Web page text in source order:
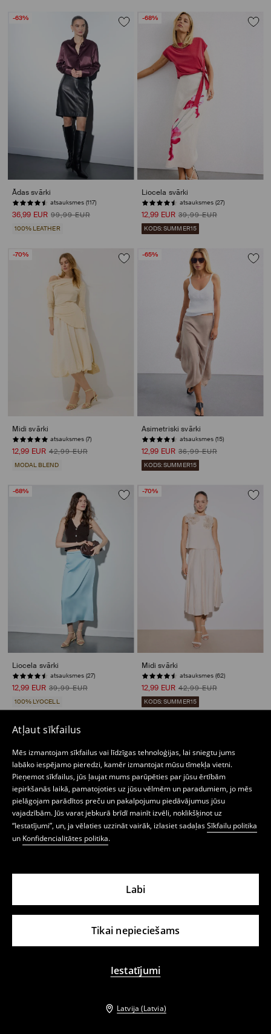
Atļaut sīkfailus
Mēs izmantojam sīkfailus vai līdzīgas tehnoloģijas, lai sniegtu jums
labāko iespējamo pieredzi, kamēr izmantojat mūsu tīmekļa vietni.
Pieņemot sīkfailus, jūs ļaujat mums parūpēties par jūsu ērtībām
iepirkšanās laikā, pamatojoties uz jūsu vēlmēm un paradumiem, jo mēs
pielāgojam parādītos preču un pakalpojumu piedāvājumus jūsu
vajadzībām. Jūs varat jebkurā brīdī mainīt izvēli, noklikšķinot uz
“Iestatījumi”, un, ja vēlaties uzzināt vairāk, izlasiet sadaļasSīkfailu politika
un Konfidencialitātes politika.
Tikai nepieciešams
Iestatījumi
Labi
Latvija (Latvia)
-63%
Ādas svārki
atsauksmes (117)
36,99 EUR 99,99 EUR
100% LEATHER
-68%
Liocela svārki
atsauksmes (27)
12,99 EUR 39,99 EUR
KODS: SUMMER15
-70%
Midi svārki
atsauksmes (7)
12,99 EUR 42,99 EUR
MODAL BLEND
-65%
Asimetriski svārki
atsauksmes (15)
12,99 EUR 36,99 EUR
KODS: SUMMER15
-68%
Liocela svārki
atsauksmes (27)
12,99 EUR 39,99 EUR
100% LYOCELL
-70%
Midi svārki
atsauksmes (62)
12,99 EUR 42,99 EUR
KODS: SUMMER15
-65%
12,99 EUR